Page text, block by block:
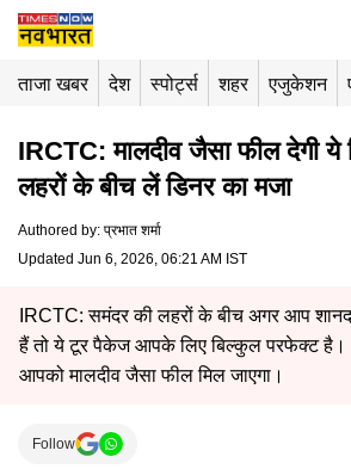
ताजा खबर देश स्पोर्ट्स शहर एजुकेशन
IRCTC: मालदीव जैसा फील देगी ये
लहरों के बीच लें डिनर का मजा
Authored by: प्रभात शर्मा
Updated Jun 6, 2026, 06:21 AM IST
IRCTC: समंदर की लहरों के बीच अगर आप
हैं तो ये टूर पैकेज आपके लिए बिल्कुल परफेक्ट है।
आपको मालदीव जैसा फील मिल जाएगा।
Follow